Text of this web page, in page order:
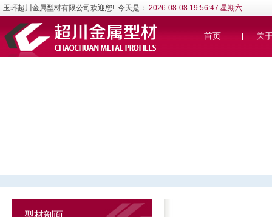
玉环超川金属型材有限公司欢迎您! 今天是： 2026-08-08 19:56:47 星期六
首页 关
型材剖面